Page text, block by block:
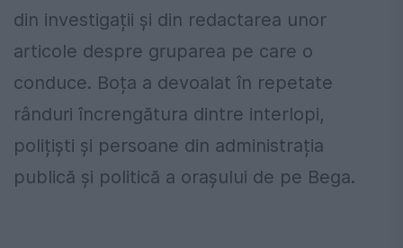
din investigații și din redactarea unor
articole despre gruparea pe care o
conduce. Boța a devoalat în repetate
rânduri încrengătura dintre interlopi,
polițiști și persoane din administrația
publică și politică a orașului de pe Bega.